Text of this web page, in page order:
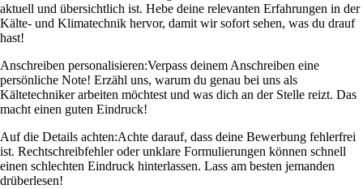
aktuell und übersichtlich ist. Hebe deine relevanten Erfahrungen in der
Kälte- und Klimatechnik hervor, damit wir sofort sehen, was du drauf
hast!
Anschreiben personalisieren:Verpass deinem Anschreiben eine
persönliche Note! Erzähl uns, warum du genau bei uns als
Kältetechniker arbeiten möchtest und was dich an der Stelle reizt. Das
macht einen guten Eindruck!
Auf die Details achten:Achte darauf, dass deine Bewerbung fehlerfrei
ist. Rechtschreibfehler oder unklare Formulierungen können schnell
einen schlechten Eindruck hinterlassen. Lass am besten jemanden
drüberlesen!